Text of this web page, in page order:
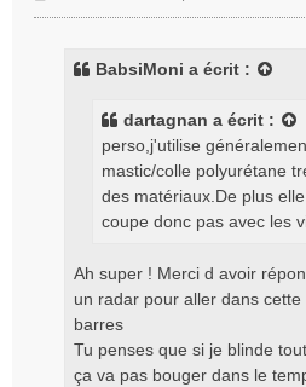
e
BabsiMoni a écrit :
dartagnan a écrit :
perso,j'utilise
mastic/colle polyurétane
des matériaux.De plus
coupe donc pas avec les
Ah super ! Merci d avoir
un radar pour aller dans
barres
Tu penses que si je blinde
ça va pas bouger dans le